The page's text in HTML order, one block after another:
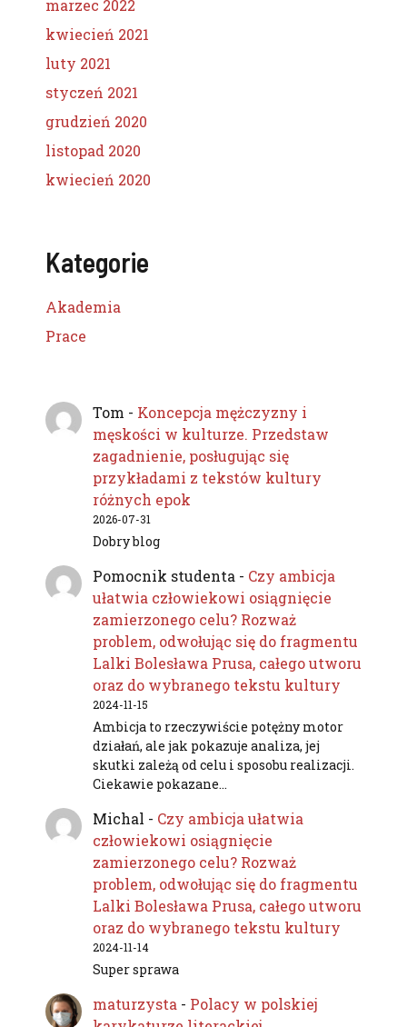
marzec 2022
kwiecień 2021
luty 2021
styczeń 2021
grudzień 2020
listopad 2020
kwiecień 2020
Kategorie
Akademia
Prace
Tom - Koncepcja mężczyzny i
męskości w kulturze. Przedstaw
zagadnienie, posługując się
przykładami z tekstów kultury
różnych epok
2026-07-31
Dobry blog
Pomocnik studenta - Czy ambicja
ułatwia człowiekowi osiągnięcie
zamierzonego celu? Rozważ
problem, odwołując się do fragmentu
Lalki Bolesława Prusa, całego utworu
oraz do wybranego tekstu kultury
2024-11-15
Ambicja to rzeczywiście potężny motor
działań, ale jak pokazuje analiza, jej
skutki zależą od celu i sposobu realizacji.
Ciekawie pokazane…
Michal - Czy ambicja ułatwia
człowiekowi osiągnięcie
zamierzonego celu? Rozważ
problem, odwołując się do fragmentu
Lalki Bolesława Prusa, całego utworu
oraz do wybranego tekstu kultury
2024-11-14
Super sprawa
maturzysta - Polacy w polskiej